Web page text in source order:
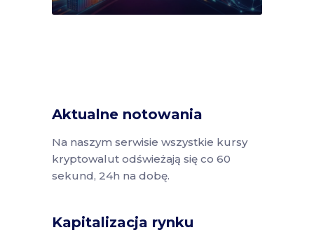
Aktualne notowania
Na naszym serwisie wszystkie kursy
kryptowalut odświeżają się co 60
sekund, 24h na dobę.
Kapitalizacja rynku